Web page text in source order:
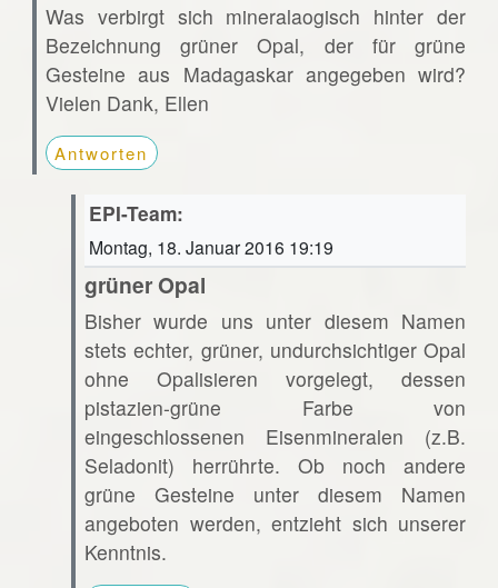
Was verbirgt sich mineralaogisch hinter der
Bezeichnung grüner Opal, der für grüne
Gesteine aus Madagaskar angegeben wird?
Vielen Dank, Ellen
Antworten
EPI-Team:
Montag, 18. Januar 2016 19:19
grüner Opal
Bisher wurde uns unter diesem Namen
stets echter, grüner, undurchsichtiger Opal
ohne Opalisieren vorgelegt, dessen
pistazien-grüne Farbe von
eingeschlossenen Eisenmineralen (z.B.
Seladonit) herrührte. Ob noch andere
grüne Gesteine unter diesem Namen
angeboten werden, entzieht sich unserer
Kenntnis.